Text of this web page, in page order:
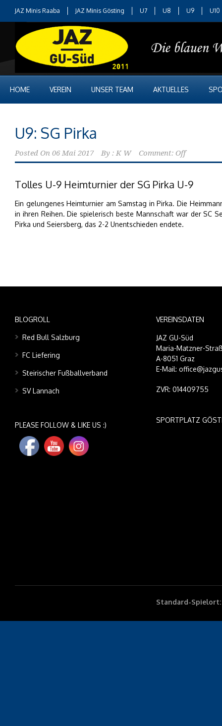
JAZ Minis Raaba JAZ Minis Gösting U7 U8 U9 U10
HOME VEREIN UNSER TEAM AKTUELLES
U9: SG Pirka
Posted On 06 Mai 2017 By : K W Comment: Off
Tolles U-9 Heimturnier der SG Pirka U-9
Ein gelungenes Heimturnier am Samstag in Pirka. Die
in ihren Reihen. Die spielerisch beste Mannschaft war der SC
Pirka und Seiersberg, das 2-2 Unentschieden endete.
BLOGROLL
Red Bull Salzburg
FC Liefering
Steirischer Fußballverband
SV Lannach
PLEASE FOLLOW & LIKE US :)
VEREINSDATEN
JAZ GU-Süd
Maria-Matzner-
A-8051 Graz
E-Mail:
ZVR: 014409755
SPORTPLATZ
Standard-Spielort: